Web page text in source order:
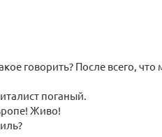
говорить? После всего,
поганый.
Живо!